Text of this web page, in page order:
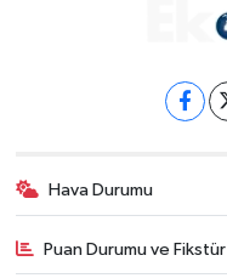
Hava Durumu
Puan Durumu ve Fikstür